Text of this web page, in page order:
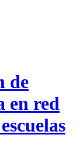
de
en red